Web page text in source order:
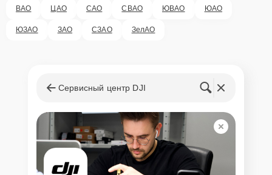
ВАО ЦАО САО СВАО ЮВАО ЮАО
ЮЗАО ЗАО СЗАО ЗелАО
Сервисный центр DJI